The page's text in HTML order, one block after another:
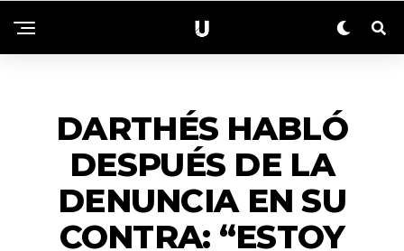
DARTHÉS HABLÓ
DESPUÉS DE LA
DENUNCIA EN SU
CONTRA: “ESTOY